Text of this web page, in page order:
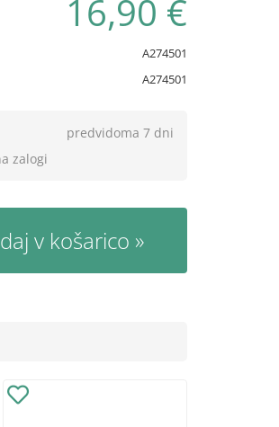
16,90 €
A274501
A274501
predvidoma 7 dni
zalogi
v košarico